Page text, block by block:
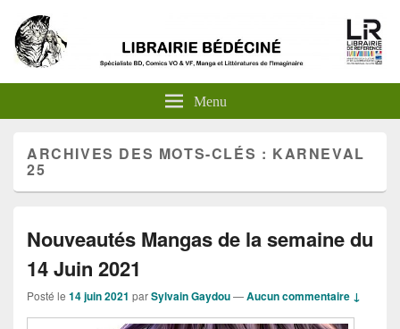
Menu
ARCHIVES DES MOTS-CLÉS : KARNEVAL
25
Nouveautés Mangas de la semaine du
14 Juin 2021
Posté le 14 juin 2021 parSylvain Gaydou—Aucun commentaire ↓